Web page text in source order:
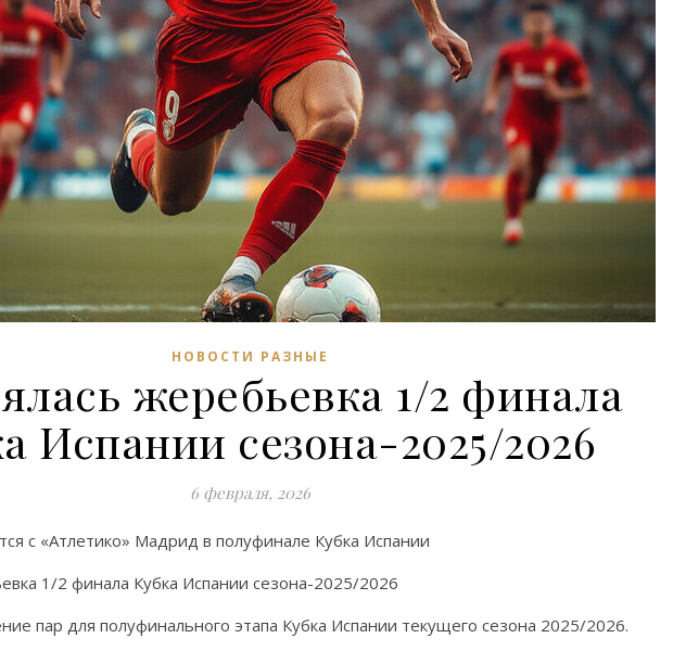
НОВОСТИ РАЗНЫЕ
жеребьевка 1/2 финала
Испании сезона-2025/2026
6 февраля, 2026
с «Атлетико» Мадрид в полуфинале Кубка Испании
пар для полуфинального этапа Кубка Испании текущего сезона 2025/2026.